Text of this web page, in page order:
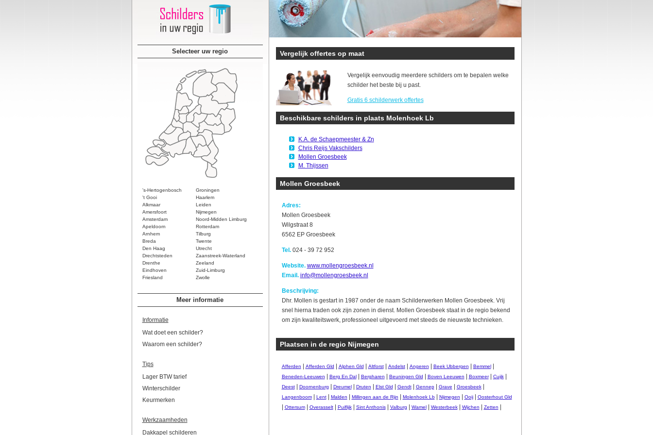
Selecteer uw regio
's-Hertogenbosch
Groningen
't Gooi
Haarlem
Alkmaar
Leiden
Amersfoort
Nijmegen
Amsterdam
Noord-Midden Limburg
Apeldoorn
Rotterdam
Arnhem
Tilburg
Breda
Twente
Den Haag
Utrecht
Drechtsteden
Zaanstreek-Waterland
Drenthe
Zeeland
Eindhoven
Zuid-Limburg
Friesland
Zwolle
Meer informatie
Informatie
Wat doet een schilder?
Waarom een schilder?
Tips
Lager BTW tarief
Winterschilder
Keurmerken
Werkzaamheden
Dakkapel schilderen
Vergelijk offertes op maat
Vergelijk eenvoudig meerdere schilders om te bepalen welke
schilder het beste bij u past.
Gratis 6 schilderwerk offertes
Beschikbare schilders in plaats Molenhoek Lb
K.A. de Schaepmeester & Zn
Chris Reijs Vakschilders
Mollen Groesbeek
M. Thijssen
Mollen Groesbeek
Adres:
Mollen Groesbeek
Wilgstraat 8
6562 EP Groesbeek
Tel.024 - 39 72 952
Website. www.mollengroesbeek.nl
Email. info@mollengroesbeek.nl
Beschrijving:
Dhr. Mollen is gestart in 1987 onder de naam Schilderwerken Mollen Groesbeek. Vrij
snel hierna traden ook zijn zonen in dienst. Mollen Groesbeek staat in de regio bekend
om zijn kwaliteitswerk, professioneel uitgevoerd met steeds de nieuwste technieken.
Plaatsen in de regio Nijmegen
Afferden Afferden Gld Alphen Gld Altforst| Andelst| Angeren Beek Ubbergen Bemmel|
Beneden-Leeuwen Berg En Dal| Bergharen Beuningen Gld Boven Leeuwen Boxmeer| Cuijk|
Deest| Doornenburg Dreumel| Druten Elst Gld Gendt| Gennep| Grave Groesbeek|
Langenboom| Lent| Malden Millingen aan de Rijn Molenhoek Lb| Nijmegen Ooij| Oosterhout Gld
Ottersum| Overasselt| Puiflijk| Sint Anthonis| Valburg Wamel| Westerbeek| Wijchen Zetten